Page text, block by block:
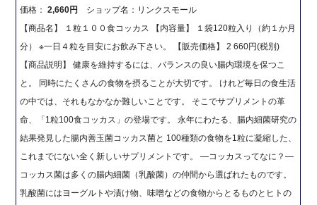
価格：2,660円
ショップ名：リンクスモール
【商品名】 １粒１００食コッカス 【内容量】 １袋120粒入り（約１か月
分） ※一日４粒を目安にお飲み下さい。 【販売価格】 2 660円(税別)
【商品説明】 健康を維持するには、バランスの良い腸内環境を保つこ
と。 同時にたくさんの食物を摂ることが大切です。 けれど毎日の食生活
の中では、それもなかなか難しいことです。 そこでサプリメントの革
命、「1粒100食コッカス」の登場です。 永年にわたる、腸内細菌研究の
結果発見した腸内善玉菌コッカス菌と 100種類の食物を1粒に凝縮した、
これまでにない全く新しいサプリメントです。 ―コッカスってなに？―
コッカス菌は多くの腸内細菌（乳酸菌）の仲間から選ばれたものです。
乳酸菌にはヨーグルトや漬け物、味噌などの食物からとるものとヒトの